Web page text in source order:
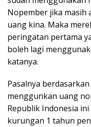
Nopember jika masih
uang kina. Maka
peringatan pertama
boleh lagi
katanya.
Pasalnya
menggunkan uang
Republik Indonesia
kurungan 1 tahun